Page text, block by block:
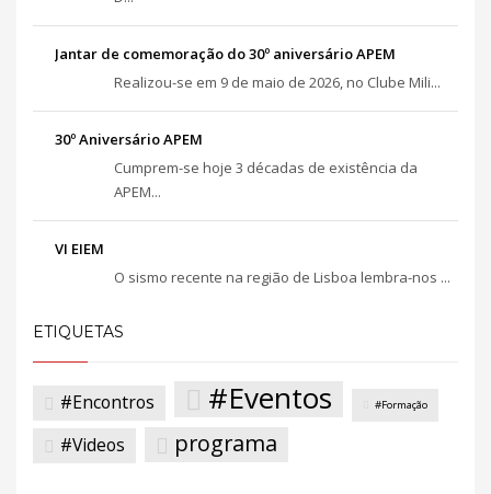
Jantar de comemoração do 30º aniversário APEM
Realizou-se em 9 de maio de 2026, no Clube Mili...
30º Aniversário APEM
Cumprem-se hoje 3 décadas de existência da
APEM...
VI EIEM
O sismo recente na região de Lisboa lembra-nos ...
ETIQUETAS
#Encontros #Eventos #Formação
#Videos programa